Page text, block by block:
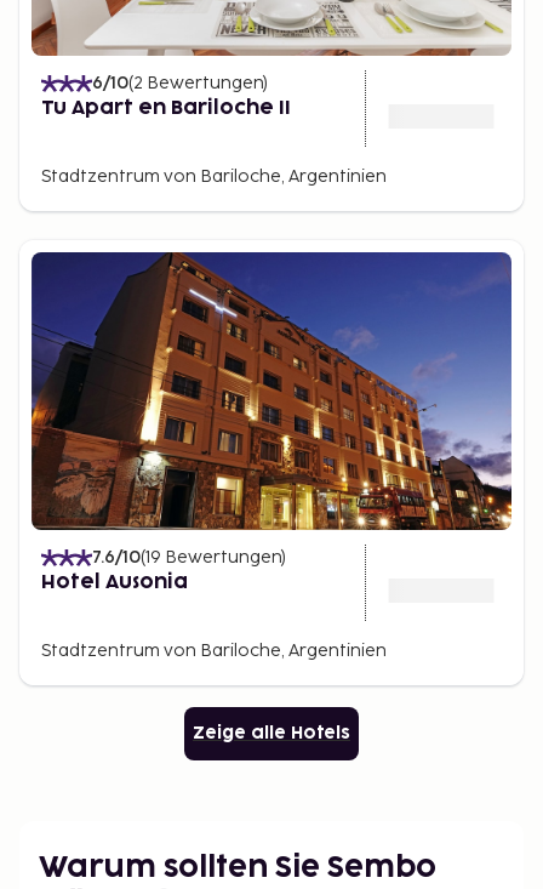
6/10(2 Bewertungen)
Tu Apart en Bariloche II
Stadtzentrum von Bariloche, Argentinien
7.6/10(19 Bewertungen)
Hotel Ausonia
Stadtzentrum von Bariloche, Argentinien
Zeige alle Hotels
Warum sollten Sie Sembo